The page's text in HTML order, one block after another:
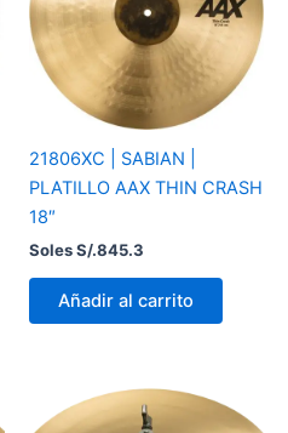
21806XC | SABIAN |
PLATILLO AAX THIN CRASH
18″
Soles S/.845.3
Añadir al carrito